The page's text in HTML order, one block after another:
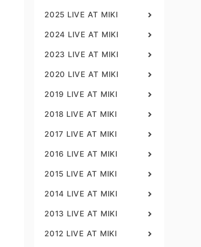
2025 LIVE AT MIKI
2024 LIVE AT MIKI
2023 LIVE AT MIKI
2020 LIVE AT MIKI
2019 LIVE AT MIKI
2018 LIVE AT MIKI
2017 LIVE AT MIKI
2016 LIVE AT MIKI
2015 LIVE AT MIKI
2014 LIVE AT MIKI
2013 LIVE AT MIKI
2012 LIVE AT MIKI